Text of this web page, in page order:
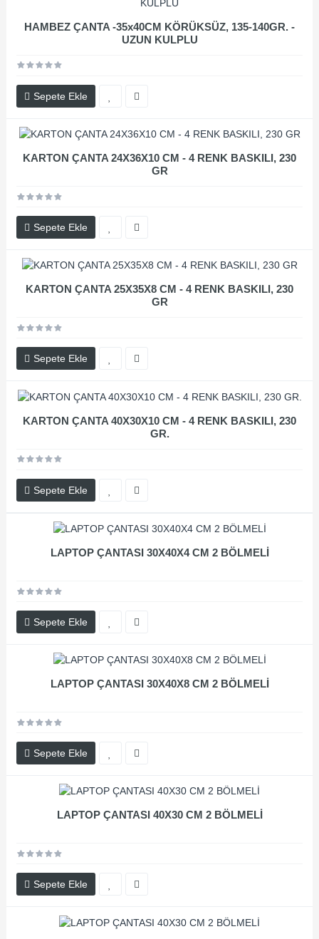
HAMBEZ ÇANTA -35x40CM KÖRÜKSÜZ, 135-140GR. -
UZUN KULPLU
Sepete Ekle
KARTON ÇANTA 24X36X10 CM - 4 RENK BASKILI, 230
GR
Sepete Ekle
KARTON ÇANTA 25X35X8 CM - 4 RENK BASKILI, 230
GR
Sepete Ekle
KARTON ÇANTA 40X30X10 CM - 4 RENK BASKILI, 230
GR.
Sepete Ekle
LAPTOP ÇANTASI 30X40X4 CM 2 BÖLMELİ
Sepete Ekle
LAPTOP ÇANTASI 30X40X8 CM 2 BÖLMELİ
Sepete Ekle
LAPTOP ÇANTASI 40X30 CM 2 BÖLMELİ
Sepete Ekle